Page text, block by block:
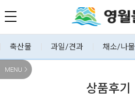
축산물 과일/견과 채소/나물
MENU
상품후기